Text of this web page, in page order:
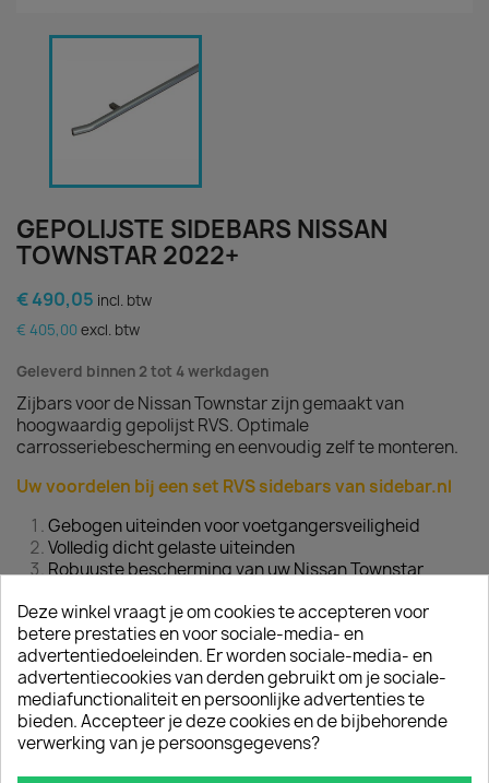
GEPOLIJSTE SIDEBARS NISSAN
TOWNSTAR 2022+
€ 490,05 incl. btw
€ 405,00 excl. btw
Geleverd binnen 2 tot 4 werkdagen
Zijbars voor de Nissan Townstar zijn gemaakt van
hoogwaardig gepolijst RVS. Optimale
carrosseriebescherming en eenvoudig zelf te monteren.
Uw voordelen bij een set RVS sidebars van sidebar.nl
Gebogen uiteinden voor voetgangersveiligheid
Volledig dicht gelaste uiteinden
Robuuste bescherming van uw Nissan Townstar
Aandrijving: standaard
Buslengte?: 1 (Wielbasis 2715)
Deze winkel vraagt je om cookies te accepteren voor
betere prestaties en voor sociale-media- en
advertentiedoeleinden. Er worden sociale-media- en
advertentiecookies van derden gebruikt om je sociale-
mediafunctionaliteit en persoonlijke advertenties te
bieden. Accepteer je deze cookies en de bijbehorende
verwerking van je persoonsgegevens?